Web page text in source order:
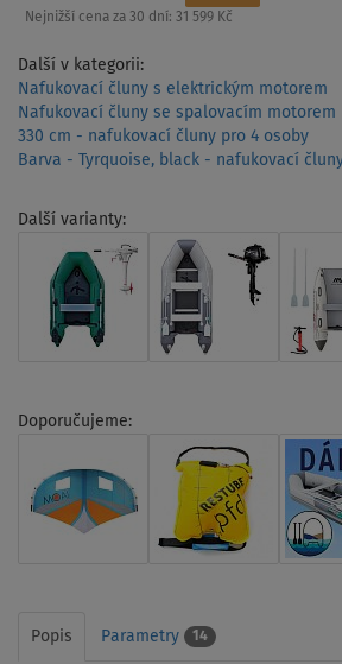
Nejnižší cena za 30 dní: 31 599 Kč
Další v kategorii:
Nafukovací čluny s elektrickým motorem
Nafukovací čluny se spalovacím motorem
330 cm - nafukovací čluny pro 4 osoby
Barva - Tyrquoise, black - nafukovací
Další varianty:
Doporučujeme:
Popis Parametry 14